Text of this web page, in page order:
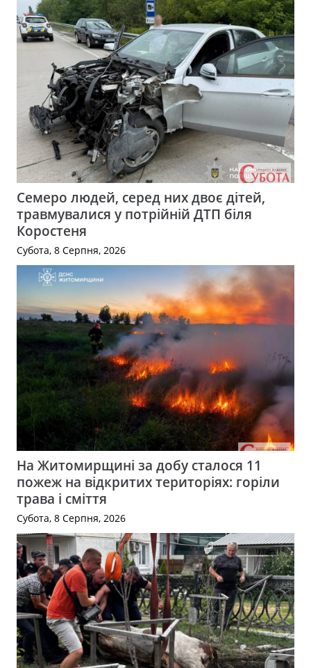
Семеро людей, серед них двоє дітей,
травмувалися у потрійній ДТП біля
Коростеня
Субота, 8 Серпня, 2026
На Житомирщині за добу сталося 11
пожеж на відкритих територіях: горіли
трава і сміття
Субота, 8 Серпня, 2026